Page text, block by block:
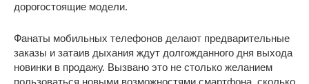
дорогостоящие модели.
Фанаты мобильных телефонов делают предварительные
заказы и затаив дыхания ждут долгожданного дня выхода
новинки в продажу. Вызвано это не столько желанием
пользоваться новыми возможностями смартфона, сколько